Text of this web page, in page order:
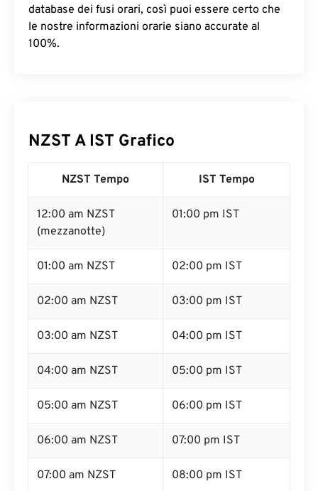
database dei fusi orari, così puoi essere certo che
le nostre informazioni orarie siano accurate al
100%.
NZST A IST Grafico
NZST Tempo IST Tempo
12:00 am NZST
(mezzanotte)
01:00 pm IST
01:00 am NZST 02:00 pm IST
02:00 am NZST 03:00 pm IST
03:00 am NZST 04:00 pm IST
04:00 am NZST 05:00 pm IST
05:00 am NZST 06:00 pm IST
06:00 am NZST 07:00 pm IST
07:00 am NZST 08:00 pm IST